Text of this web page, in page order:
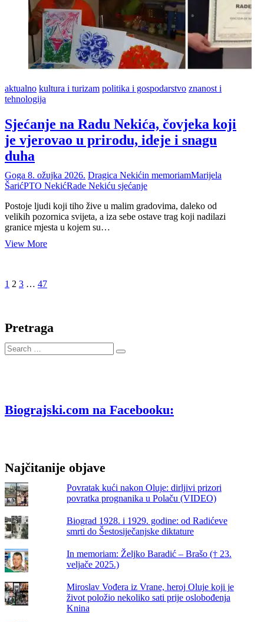
aktualno kultura i turizam politika i gospodarstvo znanost i
tehnologija
Sjećanje na Radu Nekića, čovjeka koji
je vjerovao u prirodu, ideje i snagu
duha
Goga 8. ožujka 2026. Dragica Nekićin memoriamMarijela
ŠarićPTO NekićRade Nekiću sjećanje
Postoje ljudi koji tiho žive u malim gradovima, daleko od
velikih pozornica svijeta, a iza sebe ostave trag koji nadilazi
granice mjesta u kojem su…
View MoreSjećanje
čovjeka
u
Previous
Page
1 Page
2 Page
3 … Page
47Next
Pretraga
Search
…
Biograjski.com na Facebooku:
Najčitanije objave
Povratak kući nakon Oluje: dirljivi prizori
povratka prognanika u Polaču (VIDEO)
Biograd 1928. i 1929. godine: od Radićeve
smrti do Šestosiječanjske diktature
In memoriam: Željko Baradić – Brašo († 23.
veljače 2025.)
Miroslav Vođera iz Vrane, heroj Oluje koji je
život položio nekoliko sati prije oslobođenja
Knina